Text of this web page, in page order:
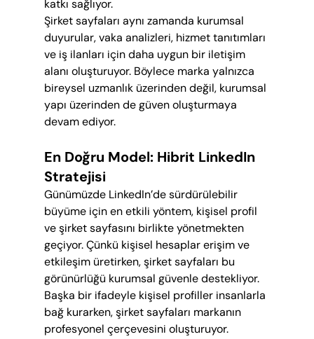
katkı sağlıyor.
Şirket sayfaları aynı zamanda kurumsal
duyurular, vaka analizleri, hizmet tanıtımları
ve iş ilanları için daha uygun bir iletişim
alanı oluşturuyor. Böylece marka yalnızca
bireysel uzmanlık üzerinden değil, kurumsal
yapı üzerinden de güven oluşturmaya
devam ediyor.
En Doğru Model: Hibrit LinkedIn
Stratejisi
Günümüzde LinkedIn’de sürdürülebilir
büyüme için en etkili yöntem, kişisel profil
ve şirket sayfasını birlikte yönetmekten
geçiyor. Çünkü kişisel hesaplar erişim ve
etkileşim üretirken, şirket sayfaları bu
görünürlüğü kurumsal güvenle destekliyor.
Başka bir ifadeyle kişisel profiller insanlarla
bağ kurarken, şirket sayfaları markanın
profesyonel çerçevesini oluşturuyor.